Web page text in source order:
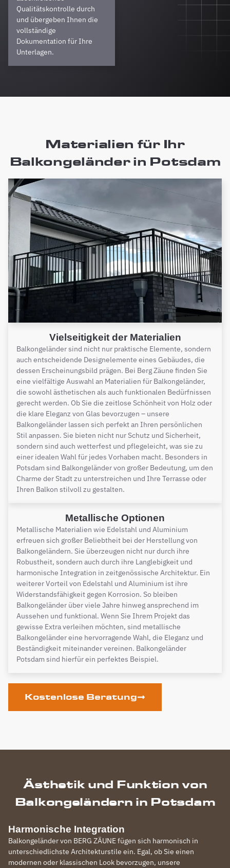
Qualitätskontrolle durch
und übergeben Ihnen die
vollständige
Dokumentation für Ihre
Unterlagen.
Materialien für Ihr
Balkongeländer in Potsdam
Vielseitigkeit der Materialien
Balkongeländer sind nicht nur praktische Elemente, sondern
auch entscheidende Designelemente eines Gebäudes, die
dessen Erscheinungsbild prägen. Bei Berg Zäune finden Sie
eine vielfältige Auswahl an Materialien für Balkongeländer,
die sowohl ästhetischen als auch funktionalen Bedürfnissen
gerecht werden. Ob Sie die zeitlose Schönheit von Holz oder
die klare Eleganz von Glas bevorzugen – unsere
Balkongeländer lassen sich perfekt an Ihren persönlichen
Stil anpassen. Sie bieten nicht nur Schutz und Sicherheit,
sondern sind auch wetterfest und pflegeleicht, was sie zu
einer idealen Wahl für jedes Vorhaben macht. Besonders in
Potsdam sind Balkongeländer von großer Bedeutung, um den
Charme der Stadt zu unterstreichen und Ihre Terrasse oder
Ihren Balkon stilvoll zu gestalten.
Metallische Optionen
Metallische Materialien wie Edelstahl und Aluminium
erfreuen sich großer Beliebtheit bei der Herstellung von
Balkongeländern. Sie überzeugen nicht nur durch ihre
Robustheit, sondern auch durch ihre Langlebigkeit und
harmonische Integration in zeitgenössische Architektur. Ein
weiterer Vorteil von Edelstahl und Aluminium ist ihre
Widerstandsfähigkeit gegen Korrosion. So bleiben
Balkongeländer über viele Jahre hinweg ansprechend im
Aussehen und funktional. Wenn Sie Ihrem Projekt das
gewisse Extra verleihen möchten, sind metallische
Balkongeländer eine hervorragende Wahl, die Eleganz und
Beständigkeit miteinander vereinen. Balkongeländer
Potsdam sind hierfür ein perfektes Beispiel.
Kostenlose Beratung
Ästhetik und Funktion von
Balkongeländern in Potsdam
Harmonische Integration
Balkongeländer von BERG ZÄUNE fügen sich harmonisch in
unterschiedlichste Architekturstile ein. Egal, ob Sie einen
modernen oder klassischen Look bevorzugen, unsere